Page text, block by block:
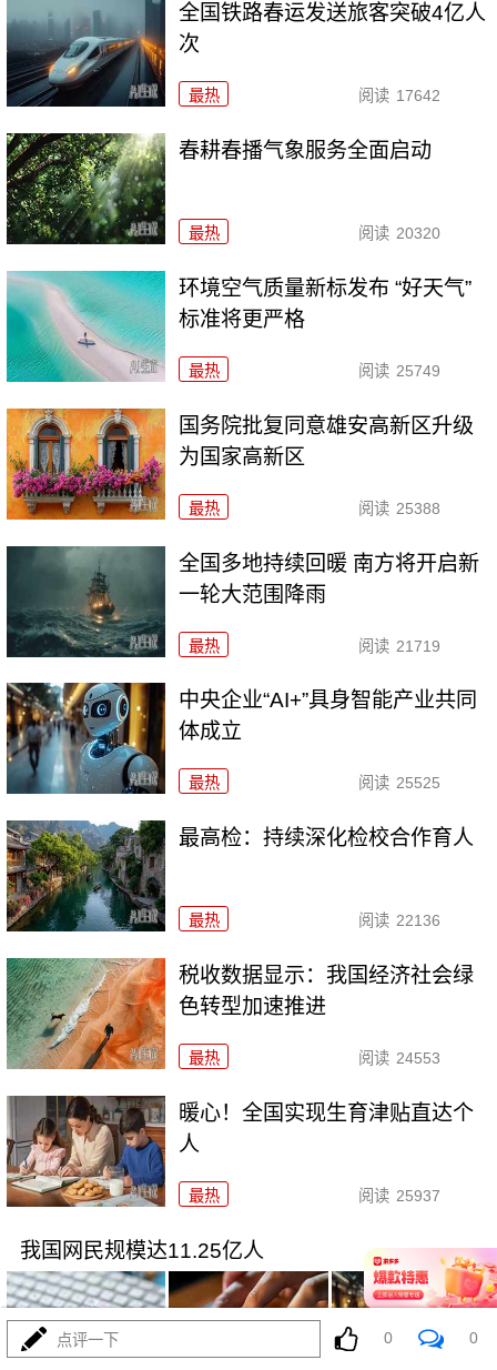
全国铁路春运发送旅客突破4亿人
次
最热 阅读 17642
春耕春播气象服务全面启动
最热 阅读 20320
环境空气质量新标发布 “好天气”
标准将更严格
最热 阅读 25749
国务院批复同意雄安高新区升级
为国家高新区
最热 阅读 25388
全国多地持续回暖 南方将开启新
一轮大范围降雨
最热 阅读 21719
中央企业“AI+”具身智能产业共同
体成立
最热 阅读 25525
最高检：持续深化检校合作育人
最热 阅读 22136
税收数据显示：我国经济社会绿
色转型加速推进
最热 阅读 24553
暖心！全国实现生育津贴直达个
人
最热 阅读 25937
我国网民规模达11.25亿人
点评一下 0 0